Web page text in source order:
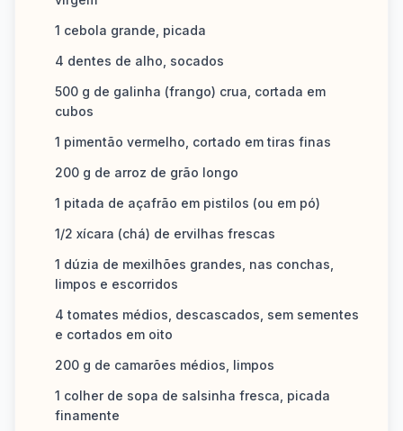
1 cebola grande, picada
4 dentes de alho, socados
500 g de galinha (frango) crua, cortada em
cubos
1 pimentão vermelho, cortado em tiras finas
200 g de arroz de grão longo
1 pitada de açafrão em pistilos (ou em pó)
1/2 xícara (chá) de ervilhas frescas
1 dúzia de mexilhões grandes, nas conchas,
limpos e escorridos
4 tomates médios, descascados, sem sementes
e cortados em oito
200 g de camarões médios, limpos
1 colher de sopa de salsinha fresca, picada
finamente